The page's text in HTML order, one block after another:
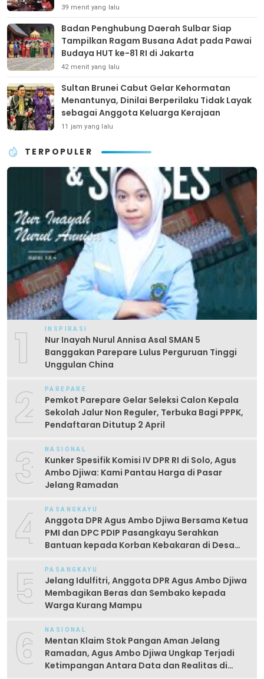
39 menit yang lalu
Badan Penghubung Daerah Sulbar Siap
Tampilkan Ragam Busana Adat pada Pawai
Budaya HUT ke-81 RI di Jakarta
42 menit yang lalu
Sultan Brunei Cabut Gelar Kehormatan
Menantunya, Dinilai Berperilaku Tidak Layak
sebagai Anggota Keluarga Kerajaan
11 jam yang lalu
TERPOPULER
1 INSPIRASI
Nur Inayah Nurul Annisa Asal SMAN 5
Banggakan Parepare Lulus Perguruan Tinggi
Unggulan China
2 PAREPARE
Pemkot Parepare Gelar Seleksi Calon Kepala
Sekolah Jalur Non Reguler, Terbuka Bagi PPPK,
Pendaftaran Ditutup 2 April
3 NASIONAL
Kunker Spesifik Komisi IV DPR RI di Solo, Agus
Ambo Djiwa: Kami Pantau Harga di Pasar
Jelang Ramadan
4 PASANGKAYU
Anggota DPR Agus Ambo Djiwa Bersama Ketua
PMI dan DPC PDIP Pasangkayu Serahkan
Bantuan kepada Korban Kebakaran di Desa
5 PASANGKAYU
Jelang Idulfitri, Anggota DPR Agus Ambo Djiwa
Membagikan Beras dan Sembako kepada
Warga Kurang Mampu
6 NASIONAL
Mentan Klaim Stok Pangan Aman Jelang
Ramadan, Agus Ambo Djiwa Ungkap Terjadi
Ketimpangan Antara Data dan Realitas di